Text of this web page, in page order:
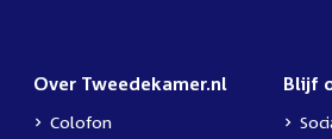
Over Tweedekamer.nl
Colofon
Blijf